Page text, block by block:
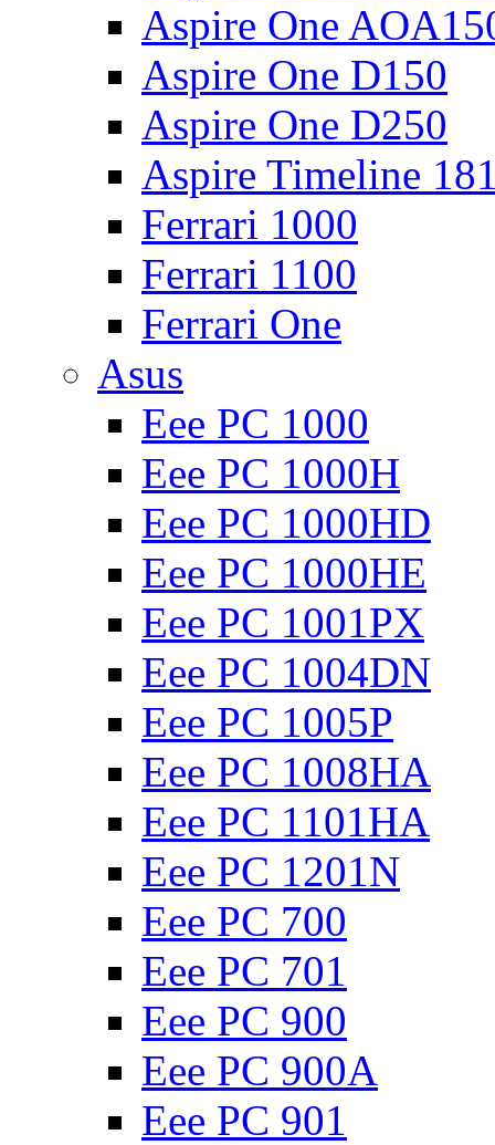
Aspire One
Aspire One D150
Aspire One D250
Aspire Timeline
Ferrari 1000
Ferrari 1100
Ferrari One
Asus
Eee PC 1000
Eee PC 1000H
Eee PC 1000HD
Eee PC 1000HE
Eee PC 1001PX
Eee PC 1004DN
Eee PC 1005P
Eee PC 1008HA
Eee PC 1101HA
Eee PC 1201N
Eee PC 700
Eee PC 701
Eee PC 900
Eee PC 900A
Eee PC 901